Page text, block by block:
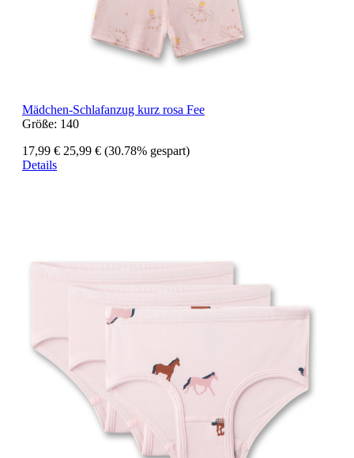
Mädchen-Schlafanzug kurz rosa Fee
Größe: 140
17,99 € 25,99 € (30.78% gespart)
Details